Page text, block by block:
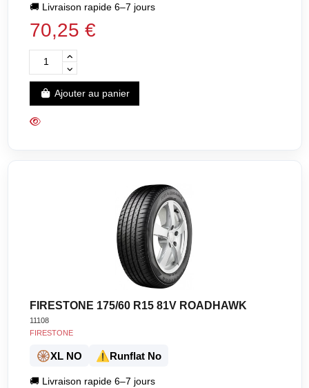
🚚 Livraison rapide 6–7 jours
70,25 €
Ajouter au panier
FIRESTONE 175/60 R15 81V ROADHAWK
11108
FIRESTONE
🛞XL NO ⚠️Runflat No
🚚 Livraison rapide 6–7 jours